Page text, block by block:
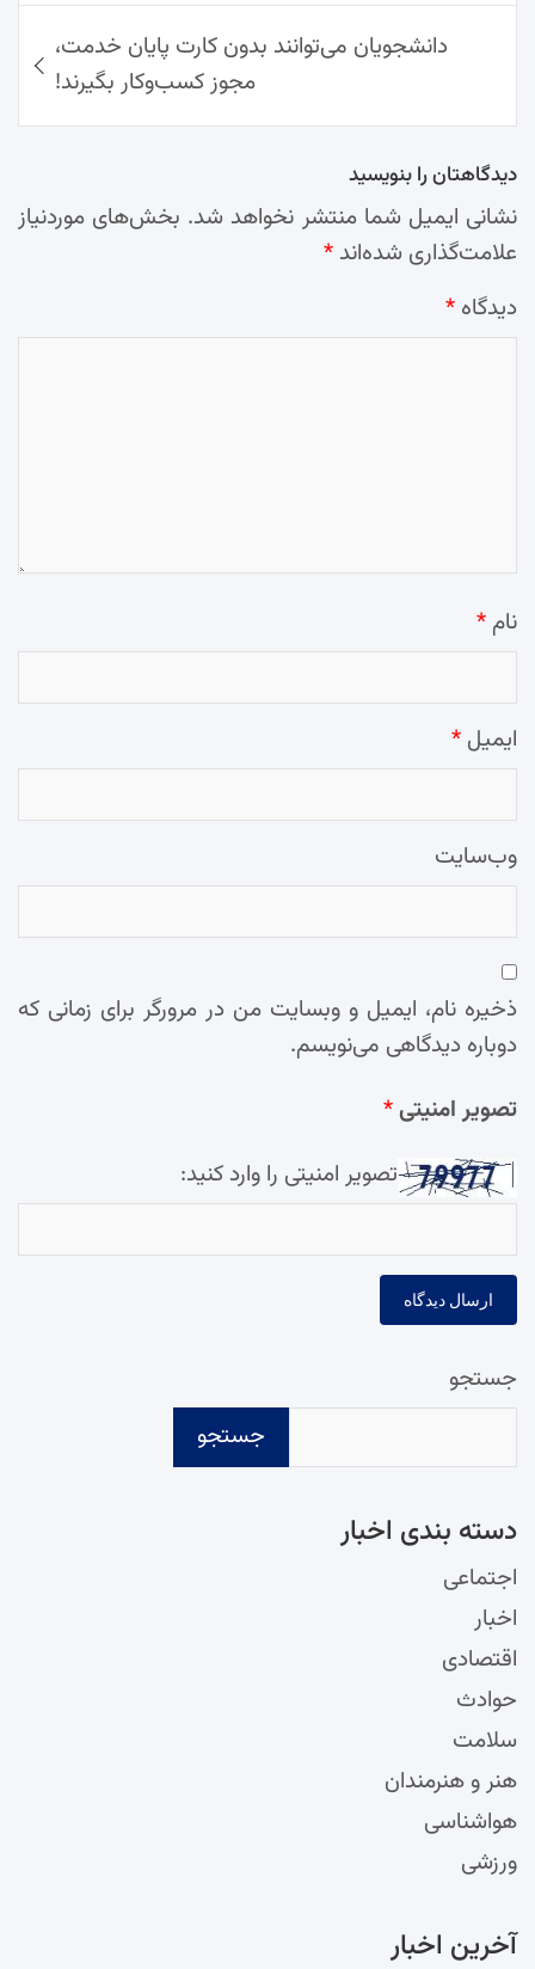
دانشجویان می‌توانند بدون کارت پایان خدمت،
مجوز کسب‌وکار بگیرند!
دیدگاهتان را بنویسید
نشانی ایمیل شما منتشر نخواهد شد. بخش‌های موردنیاز
علامت‌گذاری شده‌اند *
دیدگاه *
نام *
ایمیل *
وب‌سایت
ذخیره نام، ایمیل و وبسایت من در مرورگر برای زمانی که
دوباره دیدگاهی می‌نویسم.
تصویر امنیتی*
تصویر امنیتی را وارد کنید:
جستجو
جستجو
دسته‌ بندی اخبار
اجتماعی
اخبار
اقتصادی
حوادث
سلامت
هنر و هنرمندان
هواشناسی
ورزشی
آخرین اخبار